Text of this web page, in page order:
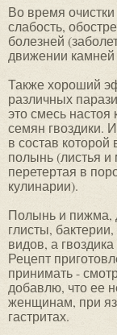
Во время
слабость,
болезней
движении камней
Также хороший
различных
это смесь
семян гвоздики.
в состав
полынь (листья и
перетертая в
кулинарии).
Полынь и пижма,
глисты,
видов, а
Рецепт
принимать -
добавлю, что ее
женщинам, при
гастритах.